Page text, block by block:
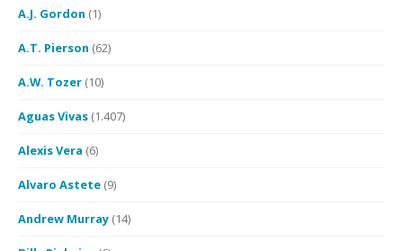
A.J. Gordon (1)
A.T. Pierson (62)
A.W. Tozer (10)
Aguas Vivas (1.407)
Alexis Vera (6)
Alvaro Astete (9)
Andrew Murray (14)